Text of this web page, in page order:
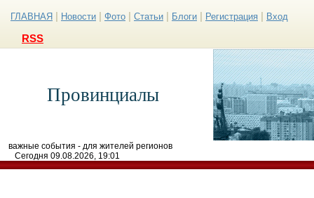
ГЛАВНАЯ Новости Фото Статьи Блоги Регистрация Вход
RSS
Провинциалы
важные события - для жителей регионов
Сегодня 09.08.2026, 19:01